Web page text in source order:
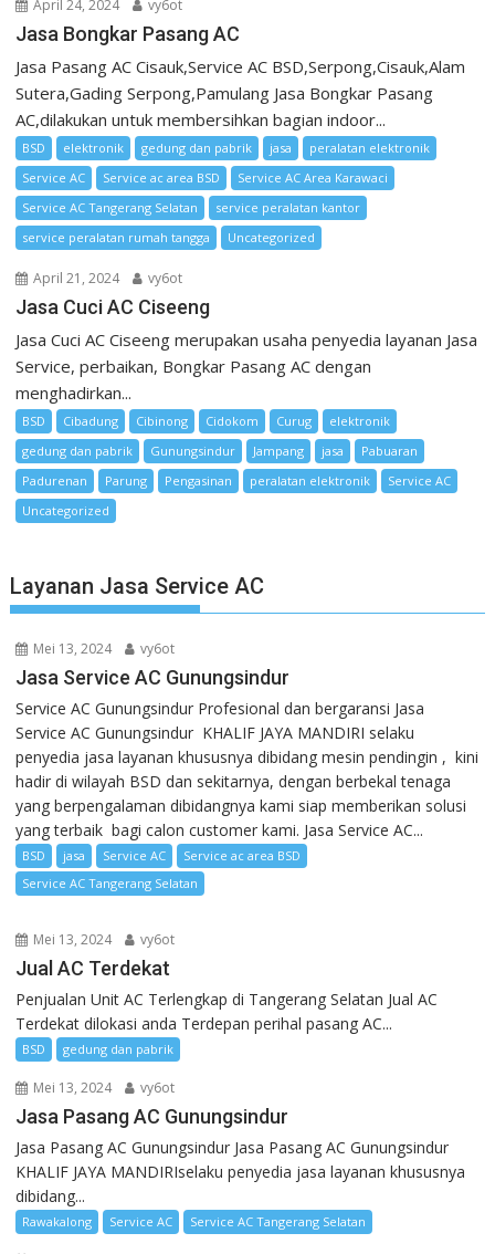
April 24, 2024 vy6ot
Jasa Bongkar Pasang AC
Jasa Pasang AC Cisauk,Service AC BSD,Serpong,Cisauk,Alam
Sutera,Gading Serpong,Pamulang Jasa Bongkar Pasang
AC,dilakukan untuk membersihkan bagian indoor...
BSD elektronik gedung dan pabrik jasa
peralatan elektronik
Service AC
Service ac area BSD
Service AC Area Karawaci
Service AC Tangerang Selatan
service peralatan kantor
service peralatan rumah tangga
Uncategorized
April 21, 2024 vy6ot
Jasa Cuci AC Ciseeng
Jasa Cuci AC Ciseeng merupakan usaha penyedia layanan Jasa
Service, perbaikan, Bongkar Pasang AC dengan
menghadirkan...
BSD Cibadung Cibinong Cidokom Curug
elektronik
gedung dan pabrik
Gunungsindur Jampang jasa
Pabuaran
Padurenan
Parung Pengasinan peralatan elektronik
Service AC
Uncategorized
Layanan Jasa Service AC
Mei 13, 2024 vy6ot
Jasa Service AC Gunungsindur
Service AC Gunungsindur Profesional dan bergaransi Jasa
Service AC Gunungsindur KHALIF JAYA MANDIRI selaku
penyedia jasa layanan khususnya dibidang mesin pendingin , kini
hadir di wilayah BSD dan sekitarnya, dengan berbekal tenaga
yang berpengalaman dibidangnya kami siap memberikan solusi
yang terbaik bagi calon customer kami. Jasa Service AC...
BSD jasa Service AC
Service ac area BSD
Service AC Tangerang Selatan
Mei 13, 2024 vy6ot
Jual AC Terdekat
Penjualan Unit AC Terlengkap di Tangerang Selatan Jual AC
Terdekat dilokasi anda Terdepan perihal pasang AC...
BSD gedung dan pabrik
Mei 13, 2024 vy6ot
Jasa Pasang AC Gunungsindur
Jasa Pasang AC Gunungsindur Jasa Pasang AC Gunungsindur
KHALIF JAYA MANDIRIselaku penyedia jasa layanan khususnya
dibidang...
Rawakalong Service AC Service AC Tangerang Selatan